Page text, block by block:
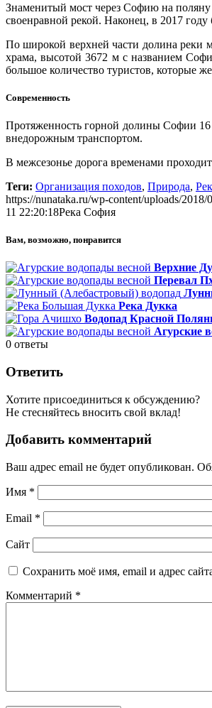
Знаменитый мост через Софию на поляну
своенравной рекой. Наконец, в 2017
По широкой верхней части долина реки
храма, высотой 3672 м с названием
большое количество туристов, которые
Современность
Протяженность горной долины Софии 16
внедорожным транспортом.
В межсезонье дорога временами
Теги: Организация походов, Природа,
https://nunataka.ru/wp-content/uploads/2018/
11 22:20:18Река София
Вам, возможно, понравится
Верхние
Перевал
Река Дукка
Водопад Красной
Агурские
0 ответы
Ответить
Хотите присоединиться к обсуждению?
Не стесняйтесь вносить свой вклад!
Добавить комментарий
Ваш адрес email не будет опубликован.
Имя *
Email *
Сайт
Сохранить моё имя, email и адрес
Комментарий *